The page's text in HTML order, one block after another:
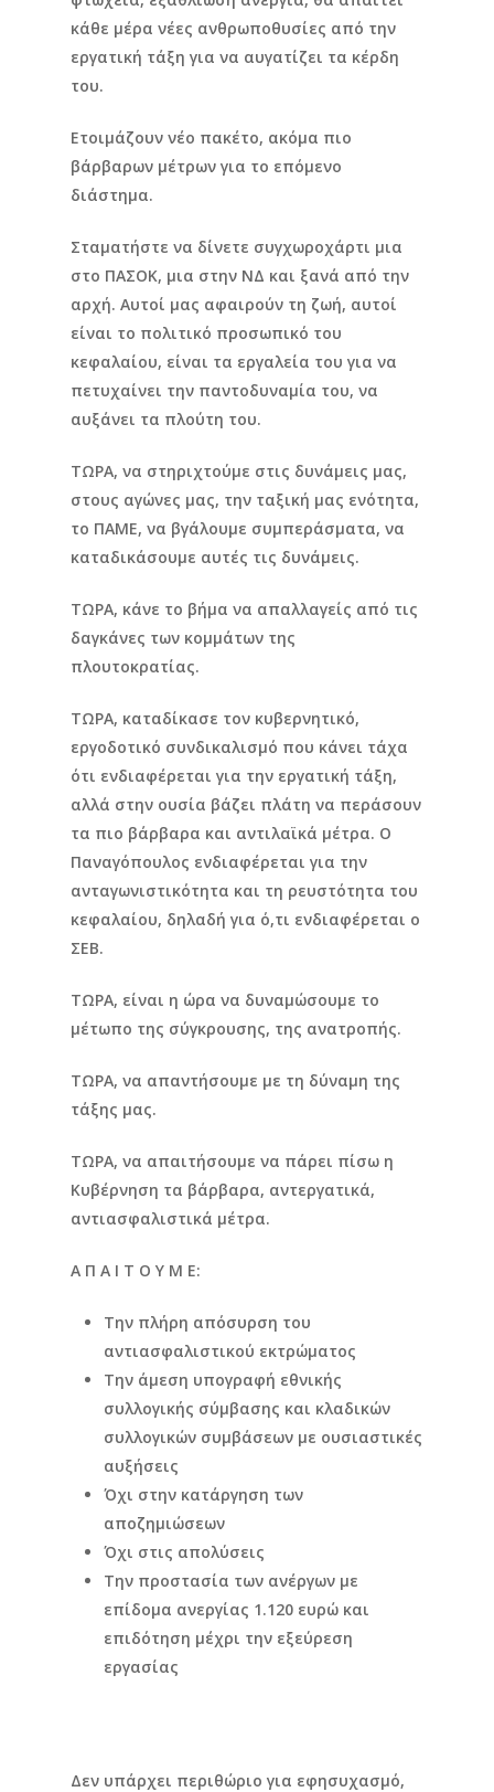
κάθε μέρα νέες ανθρωποθυσίες από την
εργατική τάξη για να αυγατίζει τα κέρδη
του.
Ετοιμάζουν νέο πακέτο, ακόμα πιο
βάρβαρων μέτρων για το επόμενο
διάστημα.
Σταματήστε να δίνετε συγχωροχάρτι μια
στο ΠΑΣΟΚ, μια στην ΝΔ και ξανά από την
αρχή. Αυτοί μας αφαιρούν τη ζωή, αυτοί
είναι το πολιτικό προσωπικό του
κεφαλαίου, είναι τα εργαλεία του για να
πετυχαίνει την παντοδυναμία του, να
αυξάνει τα πλούτη του.
ΤΩΡΑ, να στηριχτούμε στις δυνάμεις μας,
στους αγώνες μας, την ταξική μας ενότητα,
το ΠΑΜΕ, να βγάλουμε συμπεράσματα, να
καταδικάσουμε αυτές τις δυνάμεις.
ΤΩΡΑ, κάνε το βήμα να απαλλαγείς από τις
δαγκάνες των κομμάτων της
πλουτοκρατίας.
ΤΩΡΑ, καταδίκασε τον κυβερνητικό,
εργοδοτικό συνδικαλισμό που κάνει τάχα
ότι ενδιαφέρεται για την εργατική τάξη,
αλλά στην ουσία βάζει πλάτη να περάσουν
τα πιο βάρβαρα και αντιλαϊκά μέτρα. Ο
Παναγόπουλος ενδιαφέρεται για την
ανταγωνιστικότητα και τη ρευστότητα του
κεφαλαίου, δηλαδή για ό,τι ενδιαφέρεται ο
ΣΕΒ.
ΤΩΡΑ, είναι η ώρα να δυναμώσουμε το
μέτωπο της σύγκρουσης, της ανατροπής.
ΤΩΡΑ, να απαντήσουμε με τη δύναμη της
τάξης μας.
ΤΩΡΑ, να απαιτήσουμε να πάρει πίσω η
Κυβέρνηση τα βάρβαρα, αντεργατικά,
αντιασφαλιστικά μέτρα.
Α Π Α Ι Τ Ο Υ Μ Ε:
Την πλήρη απόσυρση του
αντιασφαλιστικού εκτρώματος
Την άμεση υπογραφή εθνικής
συλλογικής σύμβασης και κλαδικών
συλλογικών συμβάσεων με ουσιαστικές
αυξήσεις
Όχι στην κατάργηση των
αποζημιώσεων
Όχι στις απολύσεις
Την προστασία των ανέργων με
επίδομα ανεργίας 1.120 ευρώ και
επιδότηση μέχρι την εξεύρεση
εργασίας
Δεν υπάρχει περιθώριο για εφησυχασμό,